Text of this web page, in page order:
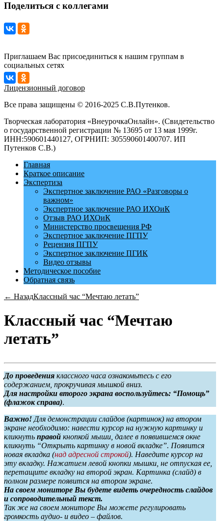
Поделиться с коллегами
Приглашаем Вас присоединиться к нашим группам в
социальных сетях
Лицензионный договор
Все права защищены © 2016-2025 С.В.Путенков.
Творческая лаборатория «ВнеурочкаОнлайн». (Свидетельство
о государственной регистрации № 13695 от 13 мая 1999г.
ИНН:590601440127, ОГРНИП: 305590601400707. ИП
Путенков С.В.)
Главная
Краткое описание
Экспертиза
Экспертное заключение РАО «Разговоры о
важном»
Экспертное заключение РАО ИХОиК
Отзыв РАО ИХОиК
Министерство просвещения РФ
Экспертное заключение ПГПУ
Рецензия ПГПУ
Экспертное заключение ПГИК
Видео отзывы
Методическое пособие
Обратная связь
← НазадКлассный час “Мечтаю летать”
Классный час “Мечтаю
летать”
До проведения классного часа ознакомьтесь с его
содержанием, прокручивая мышкой вниз.
Для настройки второго экрана воспользуйтесь: “Помощь”
(флажок справа).
Важно! Для демонстрации слайдов (картинок) на втором
экране необходимо: навести курсор на нужную картинку и
кликнуть правой кнопкой мыши, далее в появившемся окне
кликнуть “Открыть картинку в новой вкладке”. Появится
новая вкладка (над адресной строкой). Наведите курсор на
эту вкладку. Нажатием левой кнопки мышки, не отпуская ее,
перетащите вкладку на второй экран. Картинка (слайд) в
полном размере появится на втором экране.
На своем мониторе Вы будете видеть очередность слайдов
и сопроводительный текст.
Так же на своем мониторе Вы можете регулировать
громкость аудио- и видео – файлов.